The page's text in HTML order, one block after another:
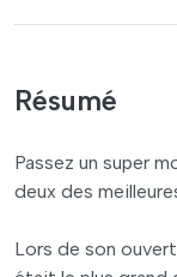
Résumé
Passez un super
deux des
Lors de son